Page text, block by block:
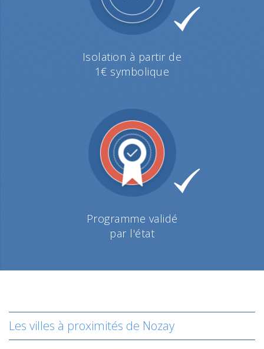
Isolation à partir de
1€ symbolique
Programme validé
par l'état
Les villes à proximités de Nozay